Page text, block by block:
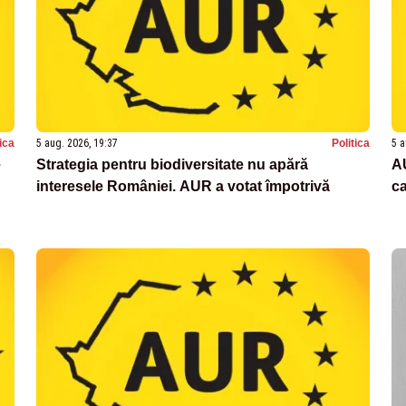
5 aug. 2026, 19:37 Politica
Strategia pentru biodiversitate nu apără
interesele României. AUR a votat împotrivă
5